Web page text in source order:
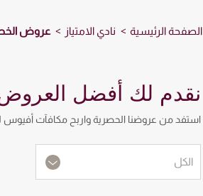
الصفحة الرئيسية نادي الامتياز عروض
نقدم لك أفضل
استفد من عروضنا الحصرية واربح مكافآت أفيوس
الكل